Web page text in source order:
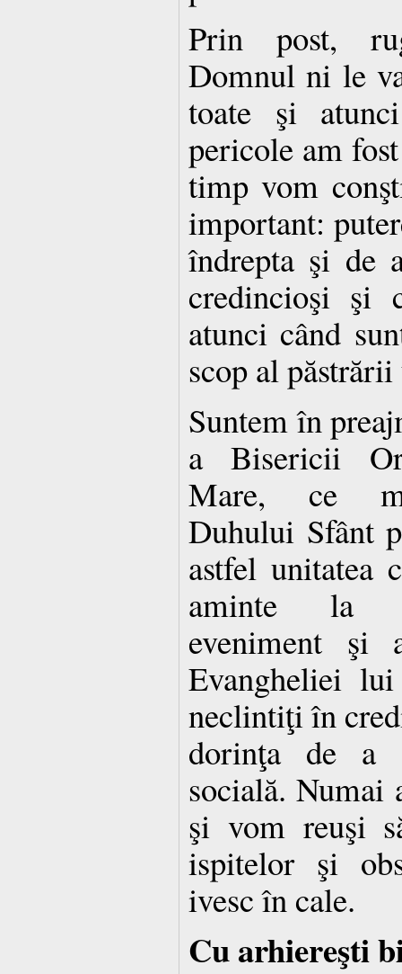
Prin post,
Domnul ni le
toate şi
pericole am
timp vom
important:
îndrepta şi de
credincioşi şi
atunci când
scop al
Suntem în
a Bisericii
Mare, ce
Duhului Sfânt
astfel unitatea
aminte la
eveniment şi
Evangheliei
neclintiţi în
dorinţa de a
socială. Numai
şi vom reuşi
ispitelor şi
ivesc în cale.
Cu arhiereşti